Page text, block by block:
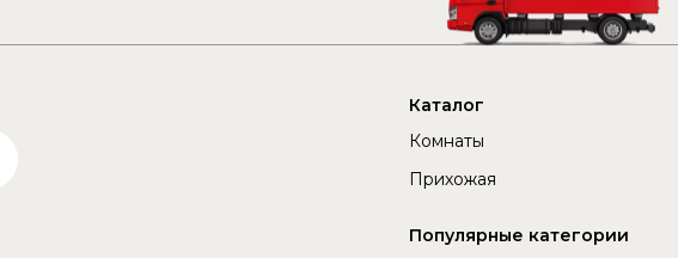
Каталог
Комнаты
Прихожая
Популярные категории